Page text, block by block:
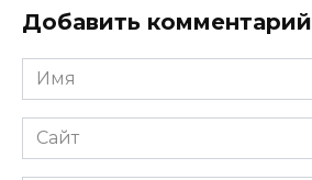
Добавить комментарий
Имя
*
Сайт